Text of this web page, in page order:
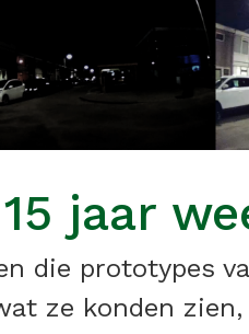
15 jaar
die prototypes
ze konden